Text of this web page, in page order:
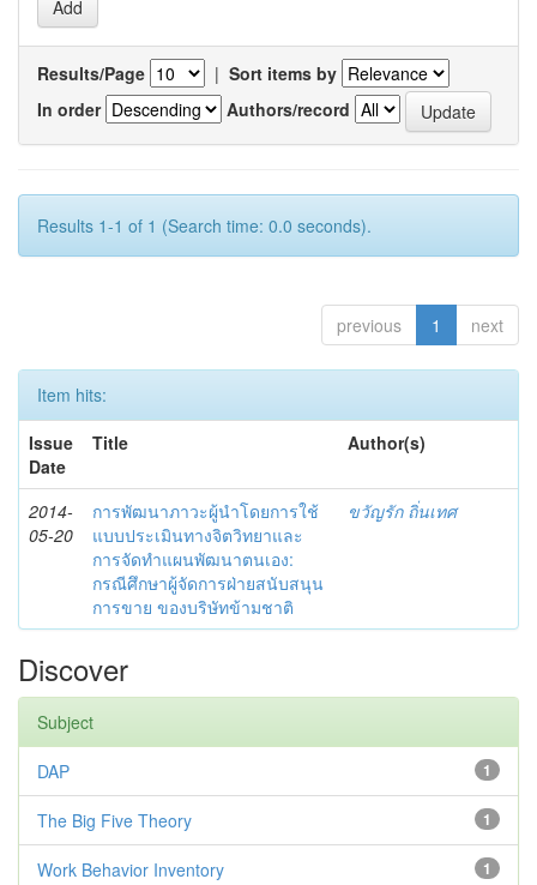
Results/Page | Sort items by
In order
Authors/record
Results 1-1 of 1 (Search time: 0.0 seconds).
previous 1 next
Item hits:
Issue
Date
Title Author(s)
2014-
05-20
การพัฒนาภาวะผู้นำโดยการใช้
แบบประเมินทางจิตวิทยาและ
การจัดทำแผนพัฒนาตนเอง:
กรณีศึกษาผู้จัดการฝ่ายสนับสนุน
การขาย ของบริษัทข้ามชาติ
ขวัญรัก ถิ่นเทศ
Discover
Subject
1
DAP
1
The Big Five Theory
1
Work Behavior Inventory